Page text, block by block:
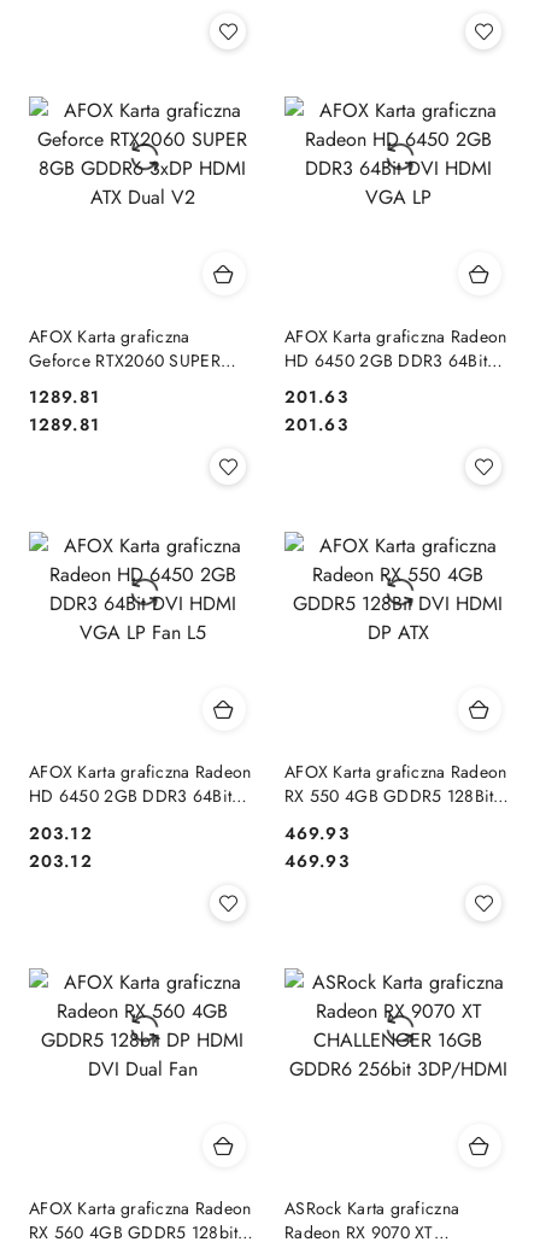
AFOX Karta graficzna
Geforce RTX2060 SUPER
Dual V2
Cena:
1289.81
Cena:
1289.81
AFOX Karta graficzna Radeon
HD 6450 2GB DDR3 64Bit
Cena:
201.63
Cena:
201.63
AFOX Karta graficzna Radeon
HD 6450 2GB DDR3 64Bit
Cena:
203.12
Cena:
203.12
AFOX Karta graficzna Radeon
RX 550 4GB GDDR5 128Bit
Cena:
469.93
Cena:
469.93
AFOX Karta graficzna Radeon
RX 560 4GB GDDR5 128bit
ASRock Karta graficzna
Radeon RX 9070 XT